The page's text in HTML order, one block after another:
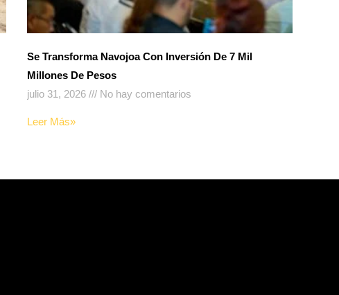
Se Transforma Navojoa Con Inversión De 7 Mil
Millones De Pesos
julio 31, 2026
No hay comentarios
Leer Más»